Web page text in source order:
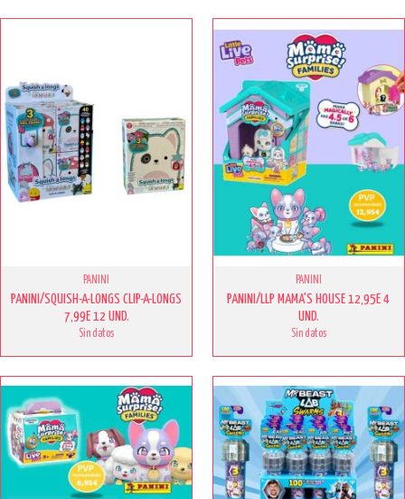
PANINI
PANINI/SQUISH-A-LONGS CLIP-A-LONGS
7,99E 12 UND.
Sin datos
PANINI
PANINI/LLP MAMA'S HOUSE 12,95E 4
UND.
Sin datos